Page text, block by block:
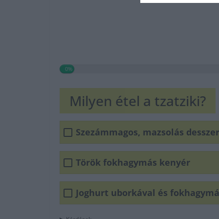
0%
Milyen étel a tzatziki?
Szezámmagos, mazsolás
Török fokhagymás kenyér
Joghurt uborkával és